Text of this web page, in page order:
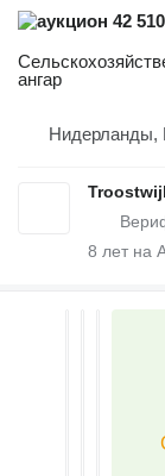
42
ангар
Нидерланды,
8 лет на